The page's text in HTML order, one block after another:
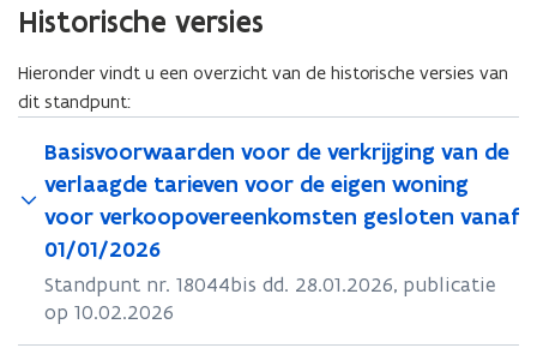
Historische versies
Hieronder vindt u een overzicht van de historische versies van
dit standpunt:
Basisvoorwaarden voor de verkrijging van de
verlaagde tarieven voor de eigen woning
voor verkoopovereenkomsten gesloten vanaf
01/01/2026
Standpunt nr. 18044bis dd. 28.01.2026, publicatie
op 10.02.2026